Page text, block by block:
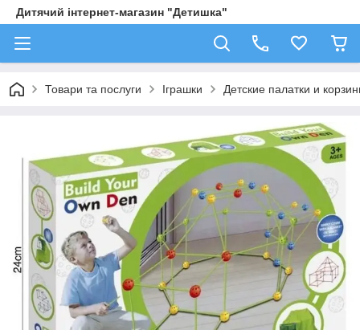
Дитячий інтернет-магазин "Детишка"
Товари та послуги Іграшки Детские палатки и